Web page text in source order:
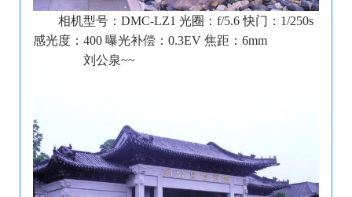
相机型号：DMC-LZ1 光圈：f/5.6 快门：1/250s
感光度：400 曝光补偿：0.3EV 焦距：6mm
刘公泉~~